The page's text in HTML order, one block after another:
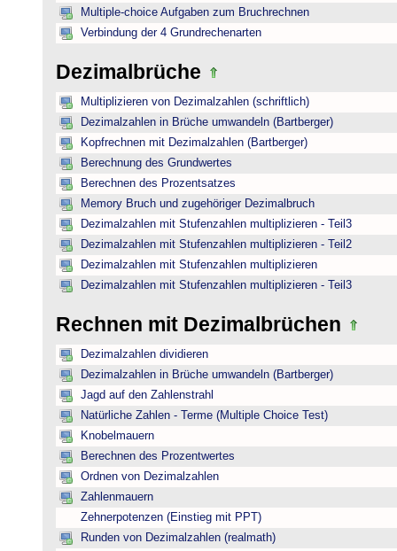
Multiple-choice Aufgaben zum Bruchrechnen
Verbindung der 4 Grundrechenarten
Dezimalbrüche
Multiplizieren von Dezimalzahlen (schriftlich)
Dezimalzahlen in Brüche umwandeln (Bartberger)
Kopfrechnen mit Dezimalzahlen (Bartberger)
Berechnung des Grundwertes
Berechnen des Prozentsatzes
Memory Bruch und zugehöriger Dezimalbruch
Dezimalzahlen mit Stufenzahlen multiplizieren - Teil3
Dezimalzahlen mit Stufenzahlen multiplizieren - Teil2
Dezimalzahlen mit Stufenzahlen multiplizieren
Dezimalzahlen mit Stufenzahlen multiplizieren - Teil3
Rechnen mit Dezimalbrüchen
Dezimalzahlen dividieren
Dezimalzahlen in Brüche umwandeln (Bartberger)
Jagd auf den Zahlenstrahl
Natürliche Zahlen - Terme (Multiple Choice Test)
Knobelmauern
Berechnen des Prozentwertes
Ordnen von Dezimalzahlen
Zahlenmauern
Zehnerpotenzen (Einstieg mit PPT)
Runden von Dezimalzahlen (realmath)